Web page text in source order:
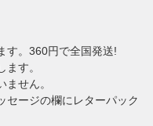
す。360円で全国発送!
す。
せん。
セージの欄にレターパック